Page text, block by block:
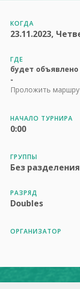
КОГДА
23.11.2023,
ГДЕ
будет
-
Проложить
НАЧАЛО ТУРНИРА
0:00
ГРУППЫ
Без разделения
РАЗРЯД
Doubles
ОРГАНИЗАТОР